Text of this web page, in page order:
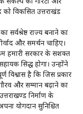
के संकल्प की गारंटी और
को विकसित उत्तराखंड
सर्वश्रेष्ठ राज्य बनाने का
और समर्थन चाहिए।
हमारी सरकार के सशक्त
सिद्ध होगा। उन्होंने
है कि जिस प्रकार
और सम्मान बढ़ाने का
निर्माण के
योगदान सुनिश्चित